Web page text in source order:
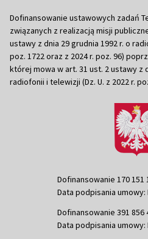
Dofinansowanie ustawowych zadań
związanych z realizacją misji
ustawy z dnia 29 grudnia 1992 r. o
poz. 1722 oraz z 2024 r. poz. 96)
której mowa w art. 31 ust. 2 ustawy z
radiofonii i telewizji (Dz. U. z 2022 r.
Dofinansowanie 170 151
Data podpisania umowy:
Dofinansowanie 391 856
Data podpisania umowy: